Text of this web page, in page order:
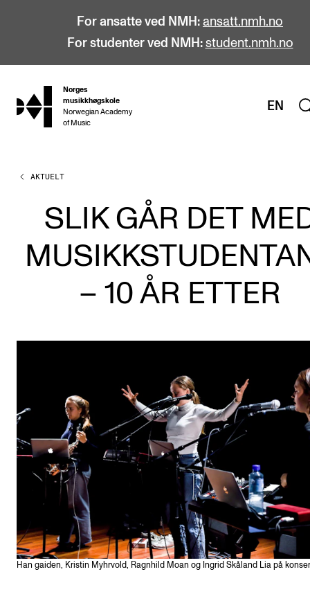
For ansatte ved NMH: ansatt.nmh.no
For studenter ved NMH: student.nmh.no
hjem
Norges
musikkhøgskole
Norwegian Academy
of Music
EN
STUDIER
Alle studier
Bachelor
Master
Årsstudium og videreutdanning
STUDENTLIV
Søknad og opptak
Biblioteket
Fagmiljøer
Salane våre
Studentutvalet SUT (student.nmh.no)
AKTUELT
SLIK GÅR DET
– 10 ÅR ETTER
Han gaiden, Kristin Myhrvold, Ragnhild Moan og Ingrid Skåland Lia på